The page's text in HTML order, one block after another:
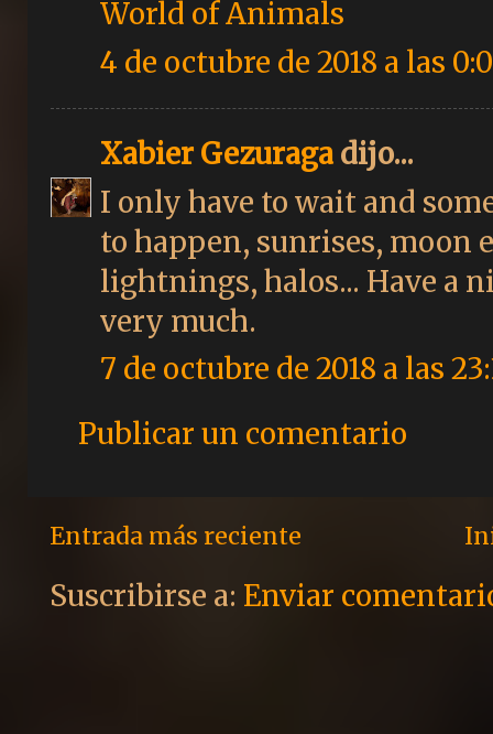
World of Animals
4 de octubre de 2018 a las
Xabier Gezuraga dijo...
I only have to wait and
to happen, sunrises, moon
lightnings, halos... Have a
very much.
7 de octubre de 2018 a las
Publicar un comentario
Entrada más reciente
Suscribirse a: Enviar